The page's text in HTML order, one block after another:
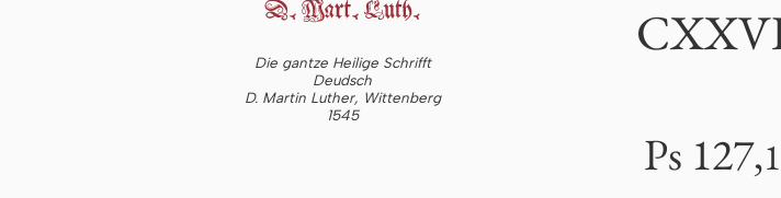
Die gantze Heilige Schrifft
Deudsch
D. Martin Luther, Wittenberg
1545
Ps 127,